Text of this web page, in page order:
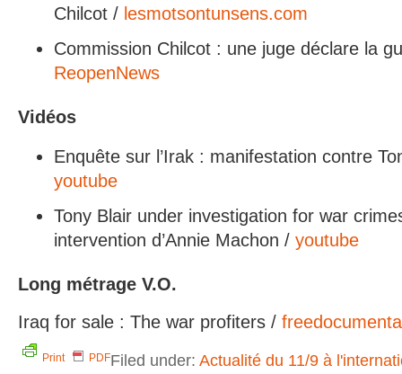
Chilcot / lesmotsontunsens.com
Commission Chilcot : une juge déclare la
ReopenNews
Vidéos
Enquête sur l’Irak : manifestation contre
youtube
Tony Blair under investigation for war
intervention d’Annie Machon / youtube
Long métrage V.O.
Iraq for sale : The war profiters /
Print PDFFiled under: Actualité du 11/9 à